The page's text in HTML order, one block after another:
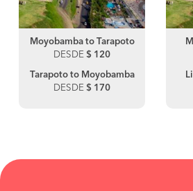
Moyobamba to Tarapoto
DESDE $ 120
Tarapoto to Moyobamba
DESDE $ 170